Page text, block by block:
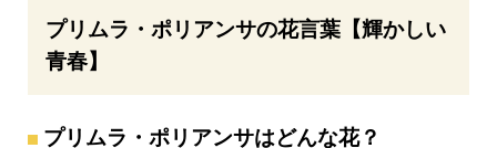
プリムラ・ポリアンサの花言葉【輝かしい
青春】
プリムラ・ポリアンサはどんな花？